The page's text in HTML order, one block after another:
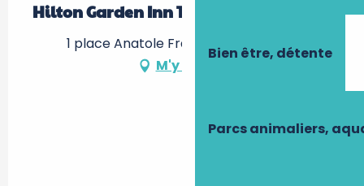
Bien être, détente
Parcs animaliers,
Hilton Garden Inn Tours Centre
1 place Anatole France, 37000 Tours
M'y rendre